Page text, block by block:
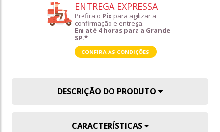
ENTREGA EXPRESSA
Prefira o Pix para agilizar a
confirmação e entrega.
Em até 4 horas para a Grande
SP.*
CONFIRA AS CONDIÇÕES
DESCRIÇÃO DO PRODUTO
CARACTERÍSTICAS